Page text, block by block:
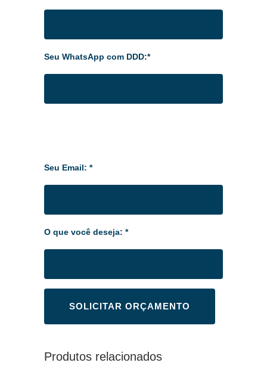
Seu WhatsApp com DDD:*
Seu Email: *
O que você deseja: *
Produtos relacionados